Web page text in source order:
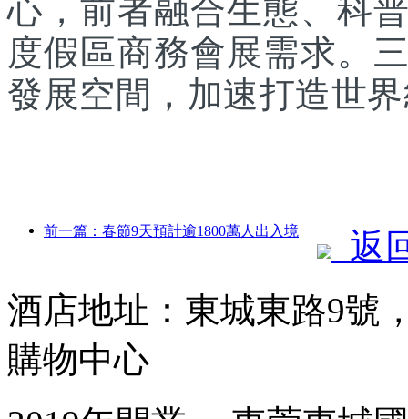
心，前者融合生態、科
度假區商務會展需求。
發展空間，加速打造世
前一篇：春節9天預計逾1800萬人出入境
返
酒店地址：東城東路9號
購物中心